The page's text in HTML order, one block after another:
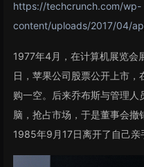
https://techcrunch.com/wp-
content/uploads/2017/04/
1977年4月，在计算机展览会
日，苹果公司股票公开上市
购一空。后来乔布斯与管理
脑，抢占市场，于是董事会
1985年9月17日离开了自己亲